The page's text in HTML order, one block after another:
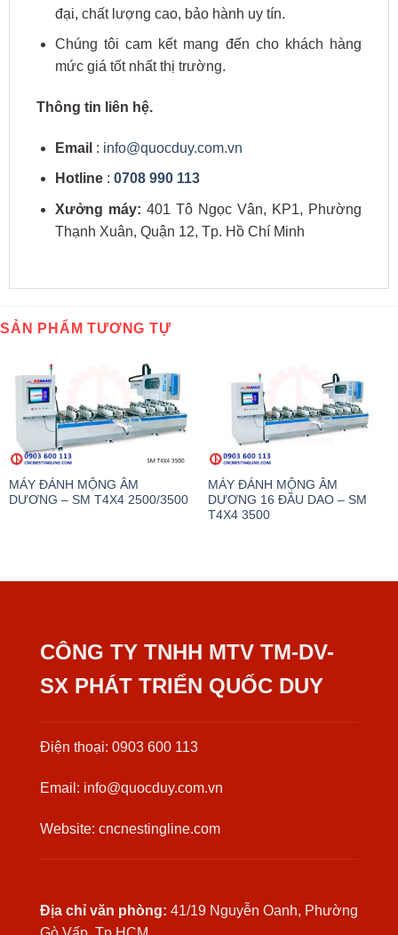
đại, chất lượng cao, bảo hành uy tín.
Chúng tôi cam kết mang đến cho khách hàng
mức giá tốt nhất thị trường.
Thông tin liên hệ.
Email : info@quocduy.com.vn
Hotline: 0708 990 113
Xưởng máy: 401 Tô Ngọc Vân, KP1, Phường
Thạnh Xuân, Quận 12, Tp. Hồ Chí Minh
SẢN PHẨM TƯƠNG TỰ
MÁY ĐÁNH MỘNG ÂM
DƯƠNG – SM T4X4 2500/3500
MÁY ĐÁNH MỘNG ÂM
DƯƠNG 16 ĐẦU DAO – SM
T4X4 3500
CÔNG TY TNHH MTV TM-DV-
SX PHÁT TRIỂN QUỐC DUY
Điện thoại: 0903 600 113
Email: info@quocduy.com.vn
Website: cncnestingline.com
Địa chỉ văn phòng: 41/19 Nguyễn Oanh, Phường